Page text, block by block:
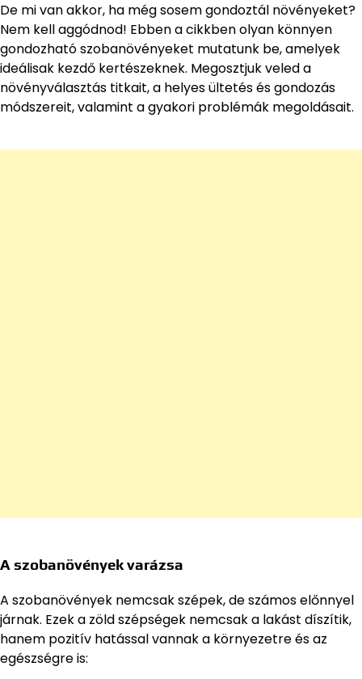
De mi van akkor, ha még sosem gondoztál növényeket?
Nem kell aggódnod! Ebben a cikkben olyan könnyen
gondozható szobanövényeket mutatunk be, amelyek
ideálisak kezdő kertészeknek. Megosztjuk veled a
növényválasztás titkait, a helyes ültetés és gondozás
módszereit, valamint a gyakori problémák megoldásait.
A szobanövények varázsa
A szobanövények nemcsak szépek, de számos előnnyel
járnak. Ezek a zöld szépségek nemcsak a lakást díszítik,
hanem pozitív hatással vannak a környezetre és az
egészségre is: